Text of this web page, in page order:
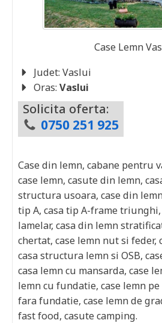
Case Lemn
Judet: Vaslui
Oras: Vaslui
Solicita oferta:
0750 251 925
Case din lemn, cabane pentru
case lemn, casute din lemn,
structura usoara, case din
tip A, casa tip A-frame
lamelar, casa din lemn
chertat, case lemn nut si feder,
casa structura lemn si OSB,
casa lemn cu mansarda, case
lemn cu fundatie, case lemn
fara fundatie, case lemn de
fast food, casute camping.